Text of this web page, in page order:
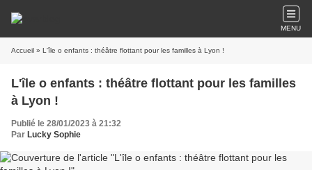
MENU
Accueil » L'île o enfants : théâtre flottant pour les familles à Lyon !
L'île o enfants : théâtre flottant pour les familles
à Lyon !
Publié le 28/01/2023 à 21:32
Par Lucky Sophie